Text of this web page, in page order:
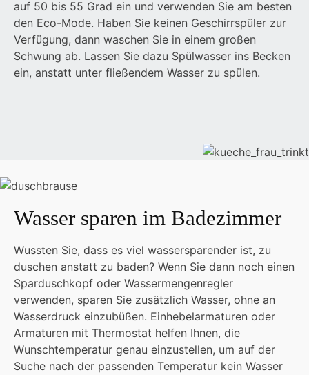
auf 50 bis 55 Grad ein und verwenden Sie am besten
den Eco-Mode. Haben Sie keinen Geschirrspüler zur
Verfügung, dann waschen Sie in einem großen
Schwung ab. Lassen Sie dazu Spülwasser ins Becken
ein, anstatt unter fließendem Wasser zu spülen.
Wasser sparen im Badezimmer
Wussten Sie, dass es viel wassersparender ist, zu
duschen anstatt zu baden? Wenn Sie dann noch einen
Sparduschkopf oder Wassermengenregler
verwenden, sparen Sie zusätzlich Wasser, ohne an
Wasserdruck einzubüßen. Einhebelarmaturen oder
Armaturen mit Thermostat helfen Ihnen, die
Wunschtemperatur genau einzustellen, um auf der
Suche nach der passenden Temperatur kein Wasser